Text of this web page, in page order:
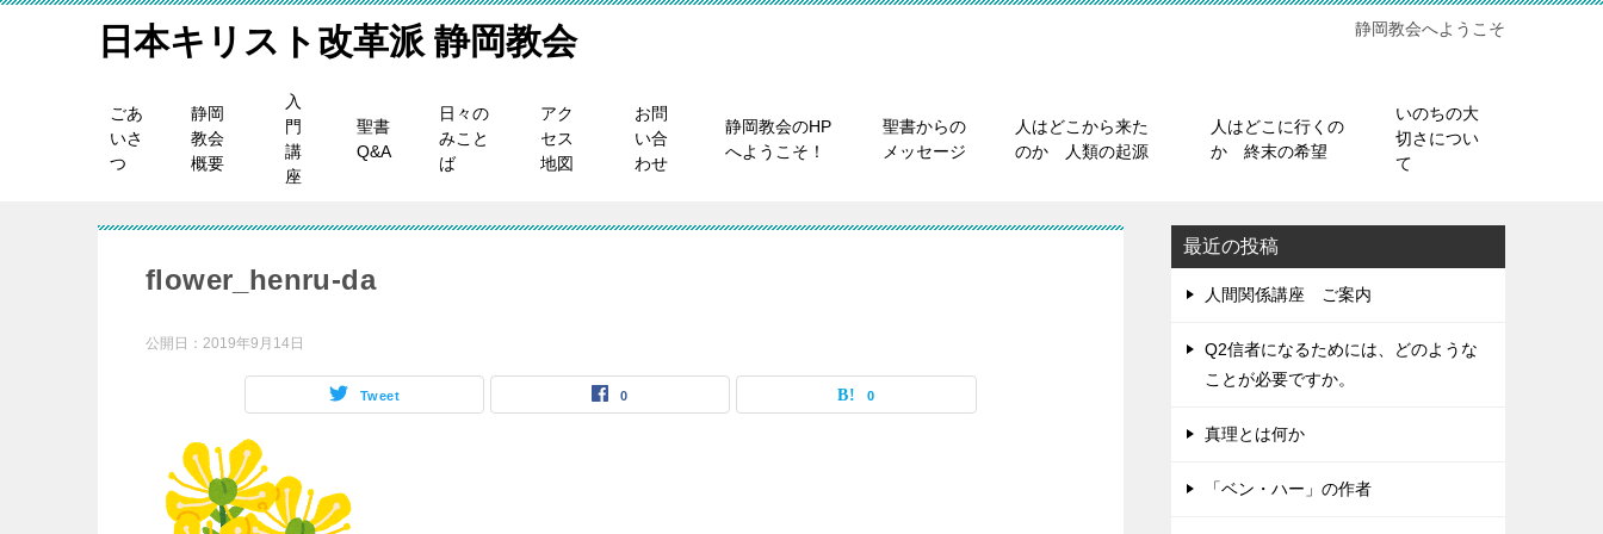
日本キリスト改革派 静岡教会 静岡教会へようこそ
ごあ
いさ
つ
静岡
教会
概要
入
門
講
座
聖書
Q&A
日々の
みこと
ば
アク
セス
地図
お問
い合
わせ
静岡教会のHP
へようこそ！
聖書からの
メッセージ
人はどこから来た
のか 人類の起源
人はどこに行くの
か 終末の希望
いのちの大
切さについ
て
flower_henru-da
公開日： 2019年9月14日
Tweet 0 0
最近の投稿
人間関係講座 ご案内
Q2信者になるためには、どのような
ことが必要ですか。
真理とは何か
「ベン・ハー」の作者